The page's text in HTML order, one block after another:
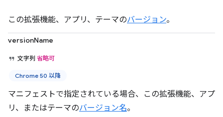
この拡張機能、アプリ、テーマのバージョン。
versionName
文字列 省略可
Chrome 50 以降
マニフェストで指定されている場合、この拡張機能、アプ
リ、またはテーマのバージョン名。